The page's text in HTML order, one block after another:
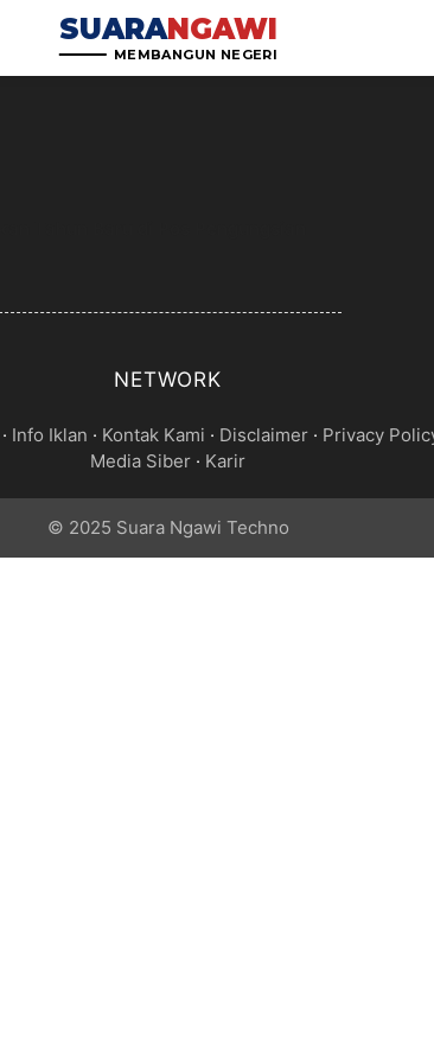
SUARANGAWI
MEMBANGUN NEGERI
NETWORK
· Info Iklan · Kontak Kami · Disclaimer · Privacy
Media Siber · Karir
© 2025 Suara Ngawi Techno